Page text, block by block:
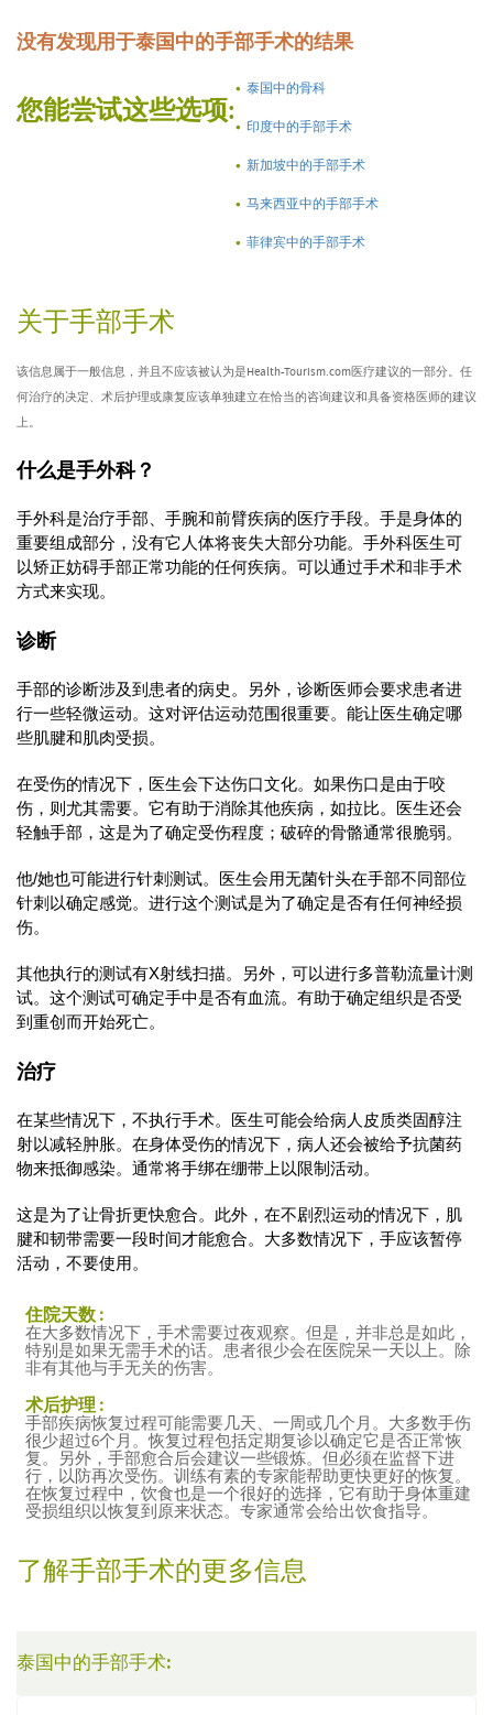
没有发现用于泰国中的手部手术的结果
您能尝试这些选项:
泰国中的骨科
印度中的手部手术
新加坡中的手部手术
马来西亚中的手部手术
菲律宾中的手部手术
关于手部手术
该信息属于一般信息，并且不应该被认为是Health-Tourism.com医疗建议的一部分。任
何治疗的决定、术后护理或康复应该单独建立在恰当的咨询建议和具备资格医师的建议
上。
什么是手外科？
手外科是治疗手部、手腕和前臂疾病的医疗手段。手是身体的
重要组成部分，没有它人体将丧失大部分功能。手外科医生可
以矫正妨碍手部正常功能的任何疾病。可以通过手术和非手术
方式来实现。
诊断
手部的诊断涉及到患者的病史。另外，诊断医师会要求患者进
行一些轻微运动。这对评估运动范围很重要。能让医生确定哪
些肌腱和肌肉受损。
在受伤的情况下，医生会下达伤口文化。如果伤口是由于咬
伤，则尤其需要。它有助于消除其他疾病，如拉比。医生还会
轻触手部，这是为了确定受伤程度；破碎的骨骼通常很脆弱。
他/她也可能进行针刺测试。医生会用无菌针头在手部不同部位
针刺以确定感觉。进行这个测试是为了确定是否有任何神经损
伤。
其他执行的测试有X射线扫描。另外，可以进行多普勒流量计测
试。这个测试可确定手中是否有血流。有助于确定组织是否受
到重创而开始死亡。
治疗
在某些情况下，不执行手术。医生可能会给病人皮质类固醇注
射以减轻肿胀。在身体受伤的情况下，病人还会被给予抗菌药
物来抵御感染。通常将手绑在绷带上以限制活动。
这是为了让骨折更快愈合。此外，在不剧烈运动的情况下，肌
腱和韧带需要一段时间才能愈合。大多数情况下，手应该暂停
活动，不要使用。
住院天数 :
在大多数情况下，手术需要过夜观察。但是，并非总是如此，
特别是如果无需手术的话。患者很少会在医院呆一天以上。除
非有其他与手无关的伤害。
术后护理 :
手部疾病恢复过程可能需要几天、一周或几个月。大多数手伤
很少超过6个月。恢复过程包括定期复诊以确定它是否正常恢
复。另外，手部愈合后会建议一些锻炼。但必须在监督下进
行，以防再次受伤。训练有素的专家能帮助更快更好的恢复。
在恢复过程中，饮食也是一个很好的选择，它有助于身体重建
受损组织以恢复到原来状态。专家通常会给出饮食指导。
了解手部手术的更多信息
泰国中的手部手术: